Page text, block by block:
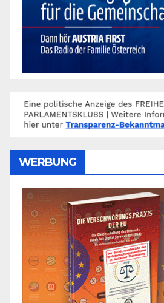
WERBUNG